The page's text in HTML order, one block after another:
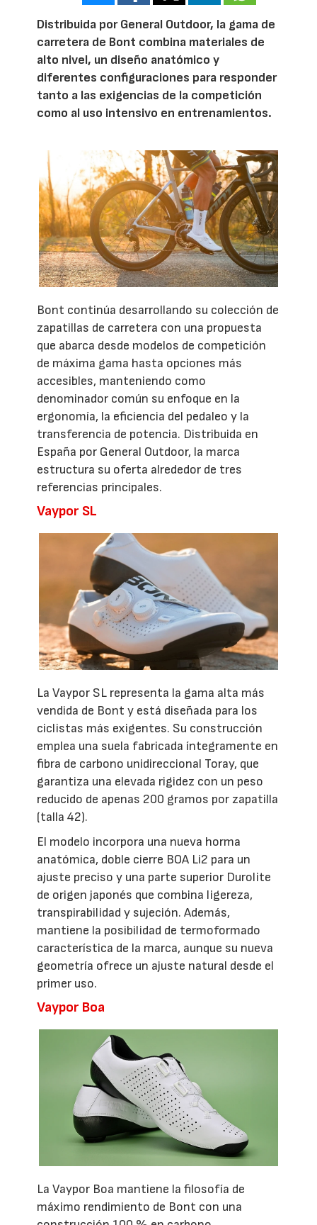
Distribuida por General Outdoor, la gama de
carretera de Bont combina materiales de
alto nivel, un diseño anatómico y
diferentes configuraciones para responder
tanto a las exigencias de la competición
como al uso intensivo en entrenamientos.
Bont continúa desarrollando su colección de
zapatillas de carretera con una propuesta
que abarca desde modelos de competición
de máxima gama hasta opciones más
accesibles, manteniendo como
denominador común su enfoque en la
ergonomía, la eficiencia del pedaleo y la
transferencia de potencia. Distribuida en
España por General Outdoor, la marca
estructura su oferta alrededor de tres
referencias principales.
Vaypor SL
La Vaypor SL representa la gama alta más
vendida de Bont y está diseñada para los
ciclistas más exigentes. Su construcción
emplea una suela fabricada íntegramente en
fibra de carbono unidireccional Toray, que
garantiza una elevada rigidez con un peso
reducido de apenas 200 gramos por zapatilla
(talla 42).
El modelo incorpora una nueva horma
anatómica, doble cierre BOA Li2 para un
ajuste preciso y una parte superior Durolite
de origen japonés que combina ligereza,
transpirabilidad y sujeción. Además,
mantiene la posibilidad de termoformado
característica de la marca, aunque su nueva
geometría ofrece un ajuste natural desde el
primer uso.
Vaypor Boa
La Vaypor Boa mantiene la filosofía de
máximo rendimiento de Bont con una